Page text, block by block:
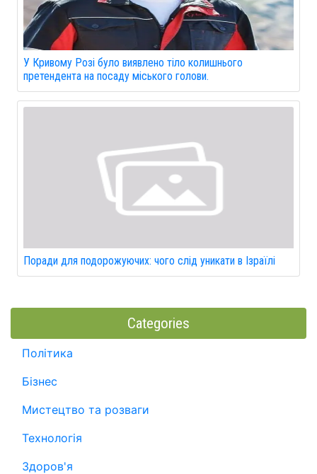
У Кривому Розі було виявлено тіло колишнього
претендента на посаду міського голови.
Поради для подорожуючих: чого слід уникати в Ізраїлі
Categories
Політика
Бізнес
Мистецтво та розваги
Технологія
Здоров'я